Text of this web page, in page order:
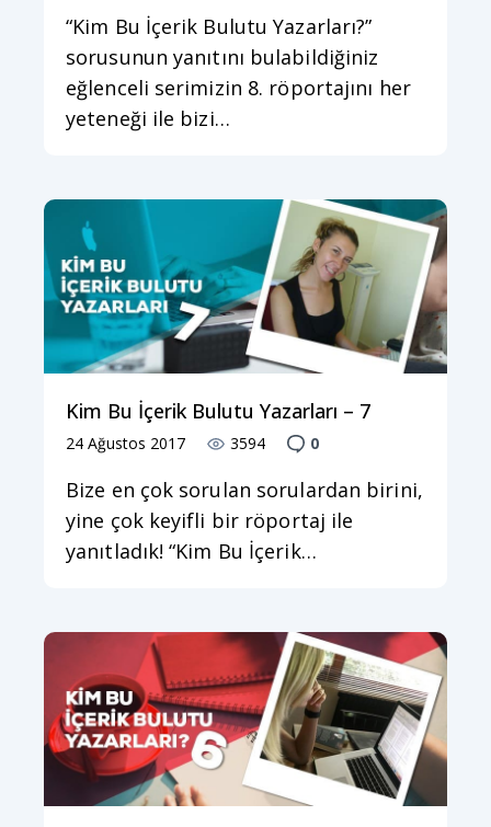
“Kim Bu İçerik Bulutu Yazarları?”
sorusunun yanıtını bulabildiğiniz
eğlenceli serimizin 8. röportajını her
yeteneği ile bizi…
Kim Bu İçerik Bulutu Yazarları – 7
24 Ağustos 2017 3594 0
Bize en çok sorulan sorulardan birini,
yine çok keyifli bir röportaj ile
yanıtladık! “Kim Bu İçerik…